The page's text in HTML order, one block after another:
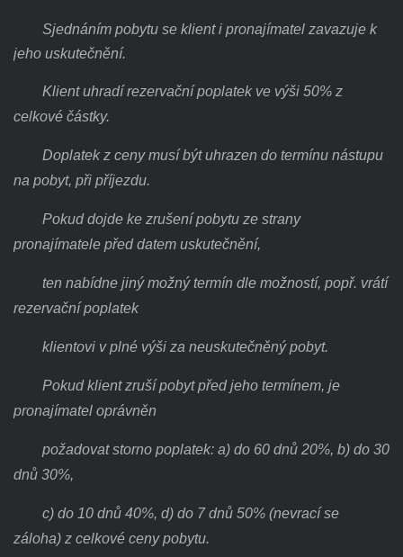
Sjednáním pobytu se klient i pronajímatel zavazuje k
jeho uskutečnění.
Klient uhradí rezervační poplatek ve výši 50% z
celkové částky.
Doplatek z ceny musí být uhrazen do termínu nástupu
na pobyt, při příjezdu.
Pokud dojde ke zrušení pobytu ze strany
pronajímatele před datem uskutečnění,
ten nabídne jiný možný termín dle možností, popř. vrátí
rezervační poplatek
klientovi v plné výši za neuskutečněný pobyt.
Pokud klient zruší pobyt před jeho termínem, je
pronajímatel oprávněn
požadovatstorno poplatek: a) do 60 dnů 20%, b) do 30
dnů 30%,
c) do 10 dnů 40%, d) do 7 dnů 50% (nevrací se
záloha) z celkové ceny pobytu.